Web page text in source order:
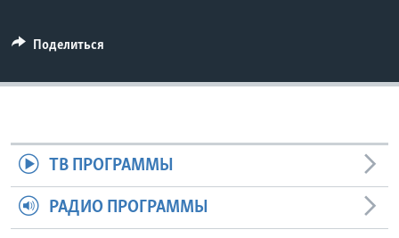
Поделиться
ТВ ПРОГРАММЫ
РАДИО ПРОГРАММЫ